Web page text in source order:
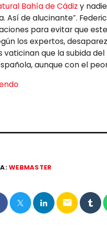
Bahía de Cádiz y
Así de alucinante”.
para evitar que
los expertos,
vaticinan que la subida
aunque con el
WEBMASTER
email